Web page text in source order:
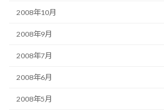
2008年10月
2008年9月
2008年7月
2008年6月
2008年5月